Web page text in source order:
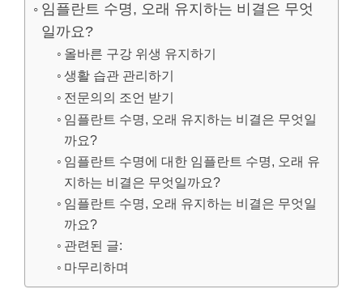
임플란트 수명, 오래 유지하는 비결은 무엇
일까요?
올바른 구강 위생 유지하기
생활 습관 관리하기
전문의의 조언 받기
임플란트 수명, 오래 유지하는 비결은 무엇일
까요?
임플란트 수명에 대한 임플란트 수명, 오래 유
지하는 비결은 무엇일까요?
임플란트 수명, 오래 유지하는 비결은 무엇일
까요?
관련된 글:
마무리하며